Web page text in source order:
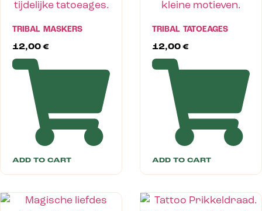
TRIBAL MASKERS
12,00 €
ADD TO CART
TRIBAL TATOEAGES
12,00 €
ADD TO CART